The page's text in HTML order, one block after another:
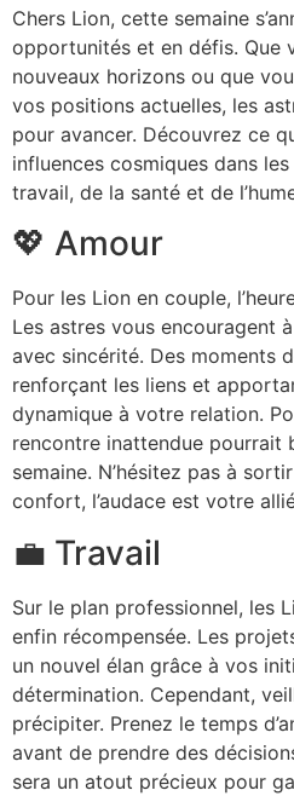
Chers Lion, cette semaine
opportunités et en défis. Que
nouveaux horizons ou que
vos positions actuelles, les
pour avancer. Découvrez ce
influences cosmiques dans les
travail, de la santé et de
💖 Amour
Pour les Lion en couple,
Les astres vous encouragent
avec sincérité. Des moments
renforçant les liens et
dynamique à votre relation.
rencontre inattendue pourrait
semaine. N’hésitez pas à
confort, l’audace est votre
💼 Travail
Sur le plan professionnel, les
enfin récompensée. Les
un nouvel élan grâce à vos
détermination. Cependant,
précipiter. Prenez le temps
avant de prendre des
sera un atout précieux pour